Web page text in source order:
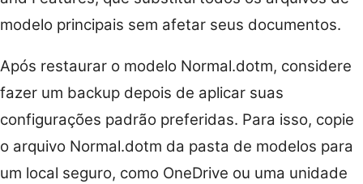
modelo principais sem afetar seus documentos.
Após restaurar o modelo Normal.dotm, considere
fazer um backup depois de aplicar suas
configurações padrão preferidas. Para isso, copie
o arquivo Normal.dotm da pasta de modelos para
um local seguro, como OneDrive ou uma unidade